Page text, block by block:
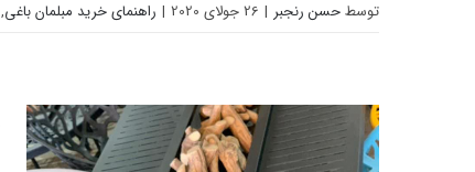
راهنمای خرید مبلمان باغی ویلایی توسطحسن رنجبر | 26 جولای 2020 | راهنمای خرید مبلمان باغی,